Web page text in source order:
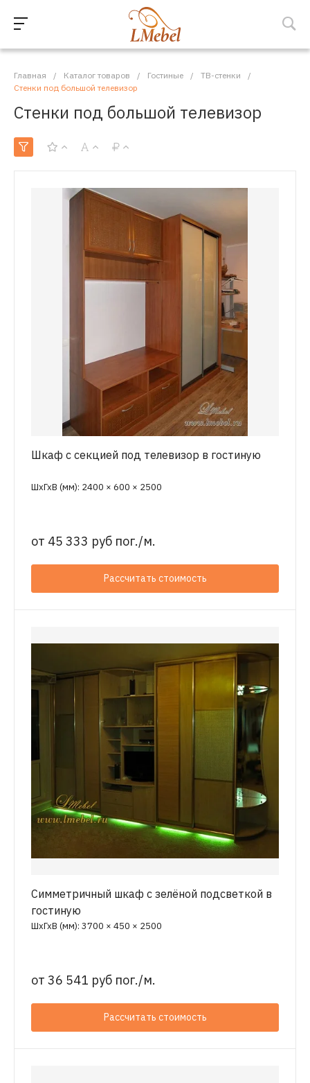
Главная / Каталог товаров / Гостиные / ТВ-стенки
/
Стенки под большой телевизор
Стенки под большой телевизор
Шкаф с секцией под телевизор в гостиную
ШхГхВ (мм): 2400 × 600 × 2500
от 45 333 руб пог./м.
Рассчитать стоимость
Симметричный шкаф с зелёной подсветкой в
гостиную
ШхГхВ (мм): 3700 × 450 × 2500
от 36 541 руб пог./м.
Рассчитать стоимость